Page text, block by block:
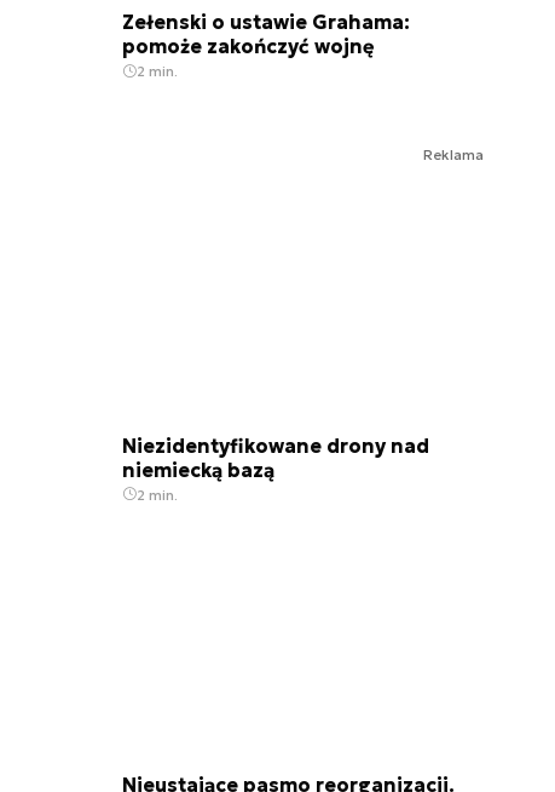
Zełenski o ustawie Grahama:
pomoże zakończyć wojnę
2 min.
Reklama
Niezidentyfikowane drony nad
niemiecką bazą
2 min.
Nieustające pasmo reorganizacji.